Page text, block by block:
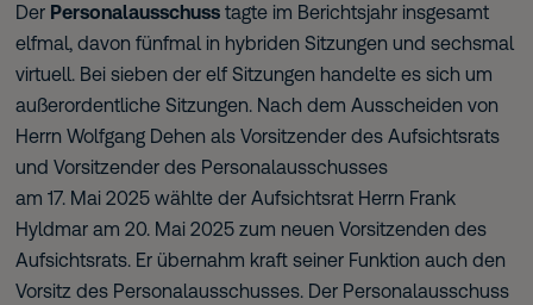
Der Personalausschuss tagte im Berichtsjahr insgesamt
elfmal, davon fünfmal in hybriden Sitzungen und sechsmal
virtuell. Bei sieben der elf Sitzungen handelte es sich um
außerordentliche Sitzungen. Nach dem Ausscheiden von
Herrn Wolfgang Dehen als Vorsitzender des Aufsichtsrats
und Vorsitzender des Personalausschusses
am 17. Mai 2025 wählte der Aufsichtsrat Herrn Frank
Hyldmar am 20. Mai 2025 zum neuen Vorsitzenden des
Aufsichtsrats. Er übernahm kraft seiner Funktion auch den
Vorsitz des Personalausschusses. Der Personalausschuss